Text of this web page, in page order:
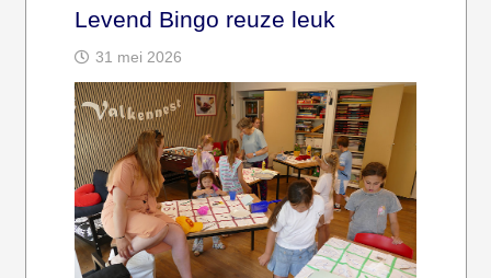
Levend Bingo reuze leuk
31 mei 2026